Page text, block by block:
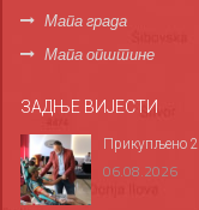
Мапа града
Мапа општине
ЗАДЊЕ ВИЈЕСТИ
Прикупљено
06.08.2026